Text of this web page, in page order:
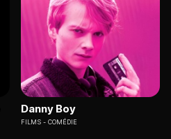
Danny Boy
FILMS COMÉDIE